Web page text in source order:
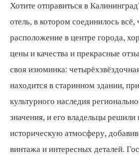
Хотите отправиться в
отель, в котором соединилось
расположение в центре города,
цены и качества и прекрасные
своя изюминка:
находится в старинном здании,
культурного наследия
значения, и его владельцы решили
историческую атмосферу,
винтажа и интересных деталей.